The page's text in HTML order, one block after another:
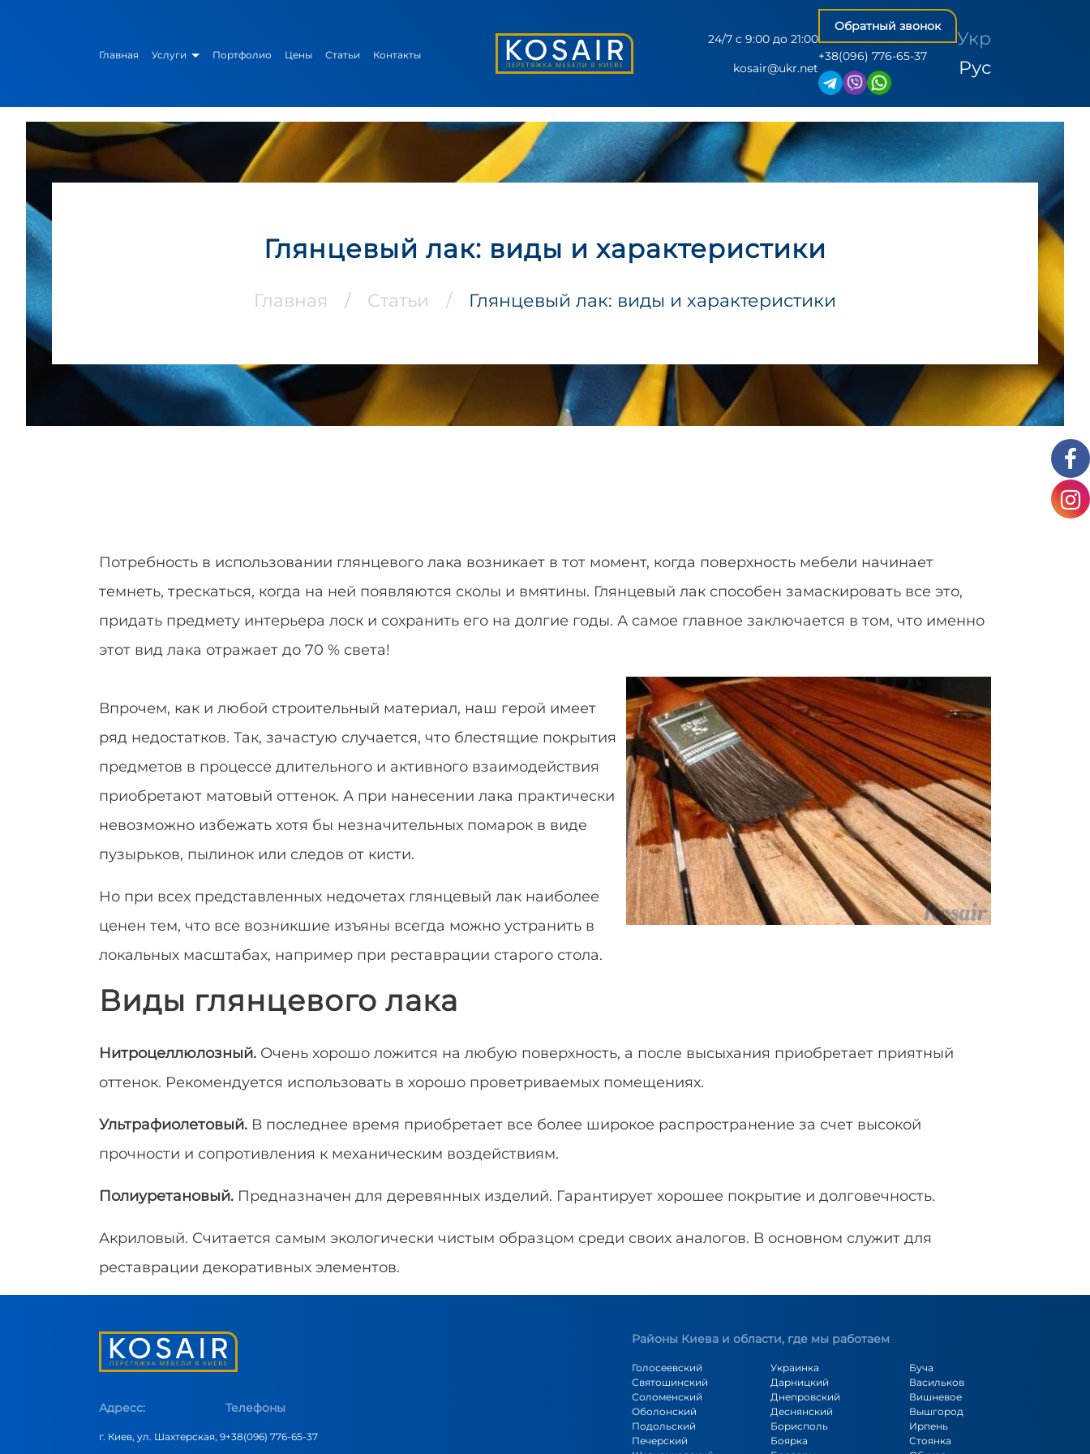
Главная Услуги Портфолио Цены Статьи Контакты
24/7 c 9:00 до 21:00
kosair@ukr.net
Обратный звонок
+38(096) 776-65-37
Укр
Рус
Глянцевый лак: виды и характеристики
Главная / Статьи / Глянцевый лак: виды и характеристики
Потребность в использовании глянцевого лака возникает в тот момент, когда поверхность мебели начинает
темнеть, трескаться, когда на ней появляются сколы и вмятины. Глянцевый лак способен замаскировать все это,
придать предмету интерьера лоск и сохранить его на долгие годы. А самое главное заключается в том, что именно
этот вид лака отражает до 70 % света!
Впрочем, как и любой строительный материал, наш герой имеет
ряд недостатков. Так, зачастую случается, что блестящие покрытия
предметов в процессе длительного и активного взаимодействия
приобретают матовый оттенок. А при нанесении лака практически
невозможно избежать хотя бы незначительных помарок в виде
пузырьков, пылинок или следов от кисти.
Но при всех представленных недочетах глянцевый лак наиболее
ценен тем, что все возникшие изъяны всегда можно устранить в
локальных масштабах, например при реставрации старого стола.
Виды глянцевого лака
Нитроцеллюлозный. Очень хорошо ложится на любую поверхность, а после высыхания приобретает приятный
оттенок. Рекомендуется использовать в хорошо проветриваемых помещениях.
Ультрафиолетовый. В последнее время приобретает все более широкое распространение за счет высокой
прочности и сопротивления к механическим воздействиям.
Полиуретановый. Предназначен для деревянных изделий. Гарантирует хорошее покрытие и долговечность.
Акриловый. Считается самым экологически чистым образцом среди своих аналогов. В основном служит для
реставрации декоративных элементов.
Адресс:
г. Киев, ул. Шахтерская, 9
Телефоны
+38(096) 776-65-37
Районы Киева и области, где мы работаем
Голосеевский
Святошинский
Соломенский
Оболонский
Подольский
Печерский
Украинка
Дарницкий
Днепровский
Деснянский
Борисполь
Боярка
Буча
Васильков
Вишневое
Вышгород
Ирпень
Стоянка